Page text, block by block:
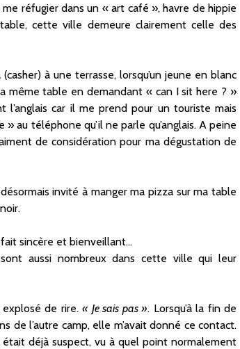
réfugier dans un « art café », havre de hippie
cette ville demeure clairement celle des
à une terrasse, lorsqu’un jeune en blanc
même table en demandant « can I sit here ? »
l’anglais car il me prend pour un touriste mais
au téléphone qu’il ne parle qu’anglais. A peine
de considération pour ma dégustation de
invité à manger ma pizza sur ma table
sincère et bienveillant…
aussi nombreux dans cette ville qui leur
explosé de rire. « Je sais pas ». Lorsqu’à la fin de
de l’autre camp, elle m’avait donné ce contact.
déjà suspect, vu à quel point normalement